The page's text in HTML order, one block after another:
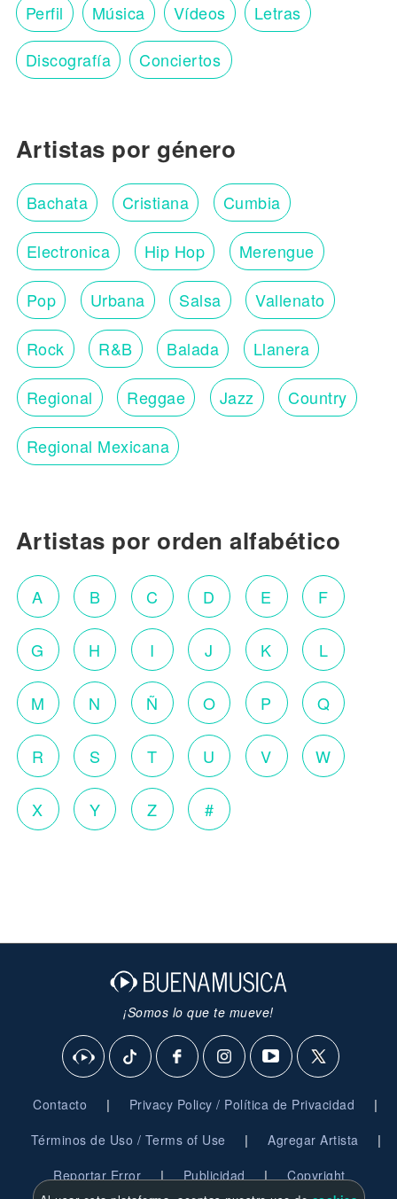
Perfil Música Vídeos Letras
Discografía Conciertos
Artistas por género
Bachata Cristiana Cumbia
Electronica Hip Hop Merengue
Pop Urbana Salsa Vallenato
Rock R&B Balada Llanera
Regional Reggae Jazz Country
Regional Mexicana
Artistas por orden alfabético
A B C D E F
G H I J K L
M N Ñ O P Q
R S T U V W
X Y Z #
¡Somos lo que te mueve!
Contacto | Privacy Policy / Política de Privacidad |
Términos de Uso / Terms of Use | Agregar Artista |
Reportar Error | Publicidad | Copyright